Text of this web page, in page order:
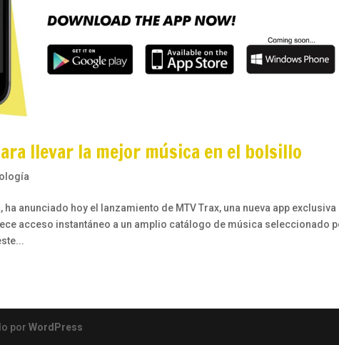
llevar la mejor música en el bolsillo
anunciado hoy el lanzamiento de MTV Trax, una nueva app exclusiva
acceso instantáneo a un amplio catálogo de música seleccionado
porWordPress